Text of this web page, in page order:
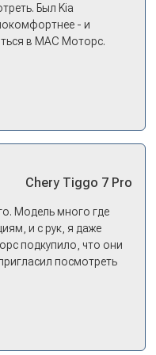
Был Kia
- и
в МАС Моторс.
Прям не
в трейд-ин
Chery Tiggo 7 Pro
Модель много где
и с рук, я даже
подкупило, что они
посмотреть
в салон - и в тот
но довольны! Все